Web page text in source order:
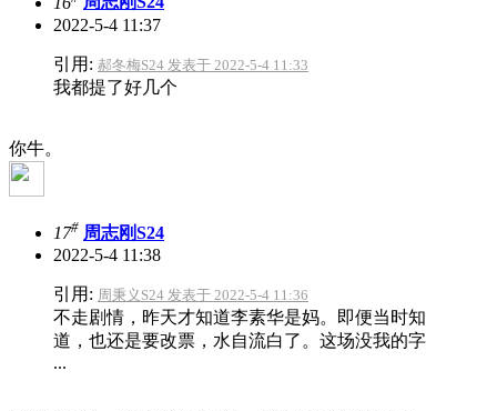
2022-5-4 11:37
引用: 郝冬梅S24 发表于 2022-5-4 11:33
我都提了好几个
你牛。
17# 周志刚S24
2022-5-4 11:38
引用: 周秉义S24 发表于 2022-5-4 11:36
不走剧情，昨天才知道李素华是妈。即便当时知
道，也还是要改票，水自流白了。这场没我的字
...